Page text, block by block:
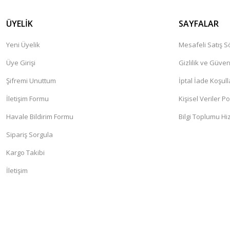
ÜYELİK
Yeni Üyelik
Üye Girişi
Şifremi Unuttum
İletişim Formu
Havale Bildirim Formu
Sipariş Sorgula
Kargo Takibi
İletişim
SAYFALAR
Mesafeli Satış
Gizlilik ve
İptal İade
Kişisel Veriler
Bilgi Toplumu